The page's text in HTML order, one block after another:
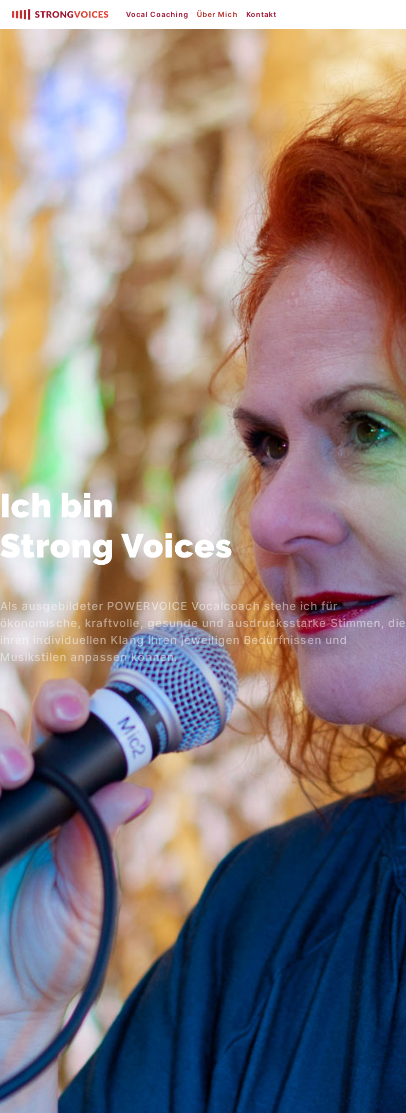
Vocal Coaching Über Mich Kontakt
Ich bin
Strong Voices
Als ausgebildeter POWERVOICE Vocalcoach stehe ich für
ökonomische, kraftvolle, gesunde und ausdrucksstarke Stimmen, die
ihren individuellen Klang ihren jeweiligen Bedürfnissen und
Musikstilen anpassen können.